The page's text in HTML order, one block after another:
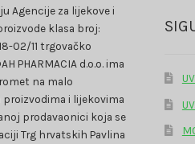
Agencije za lijekove i
klasa broj:
02/11 trgovačko
PHARMACIA d.o.o. ima
na malo
i lijekovima
prodavaonici koja se
Trg hrvatskih Pavlina